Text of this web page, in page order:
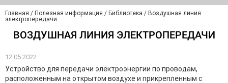
Главная / Полезная информация / Библиотека / Воздушная линия
электропередачи
ВОЗДУШНАЯ ЛИНИЯ ЭЛЕКТРОПЕРЕДАЧИ
12.05.2022
Устройство для передачи электроэнергии по проводам,
расположенным на открытом воздухе и прикрепленным с